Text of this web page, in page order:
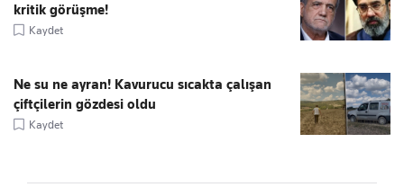
kritik görüşme!
Kaydet
Ne su ne ayran! Kavurucu sıcakta çalışan
çiftçilerin gözdesi oldu
Kaydet